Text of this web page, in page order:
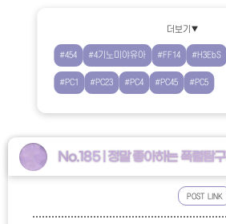
더보기▼
#454 #4기노미야유아 #FF14 #H3EbS
#PC1 #PC23 #PC4 #PC45 #PC5
No.185 | 정말 좋아하는 폭렬탐
POST LINK